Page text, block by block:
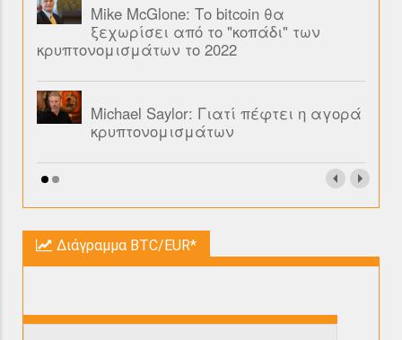
Mike McGlone: Το bitcoin θα
ξεχωρίσει από το "κοπάδι" των
κρυπτονομισμάτων το 2022
Michael Saylor: Γιατί πέφτει η αγορά
κρυπτονομισμάτων
Διάγραμμα BTC/EUR*